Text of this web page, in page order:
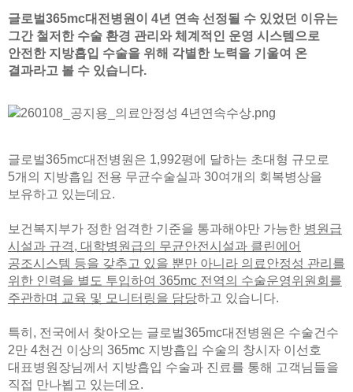
글로벌365mc대전병원이 4년 연속 선정될 수 있었던 이유는
그간 철저한 수술 환경 관리와 체계적인 운영 시스템으로
안전한 지방흡입 수술을 위해 각별한 노력을 기울여 온
결과라고 볼 수 있습니다.
글로벌365mc대전병원은 1,992평에 달하는 초대형 규모로
5개의 지방흡입 전용 무균수술실과 30여개의 회복병상을
보유하고 있는데요.
보건복지부가 정한 엄격한 기준을 통과해야만 가능한 병원급
시설과 규격, 대학병원급의 무균안전시설과 클린에어
공조시스템 등을 갖추고 있을 뿐만 아니라 의료안정성 관리를
위한 인력을 별도 투입하여 365mc 전역의 수술운영위원회를
주관하며 교육 및 모니터링을 담당하고 있습니다.
특히, 전국에서 찾아오는 글로벌365mc대전병원은 수술건수
2만 4천건 이상의 365mc 지방흡입 수술의 창시자 이선호
대표병원장님께서 지방흡입 수술과 진료를 통해 고객님들을
직접 만나뵙고 있는데요.